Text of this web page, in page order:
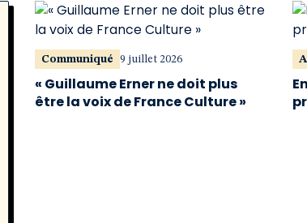
Communiqué 9 juillet 2026
« Guillaume Erner ne doit plus
être la voix de France Culture »